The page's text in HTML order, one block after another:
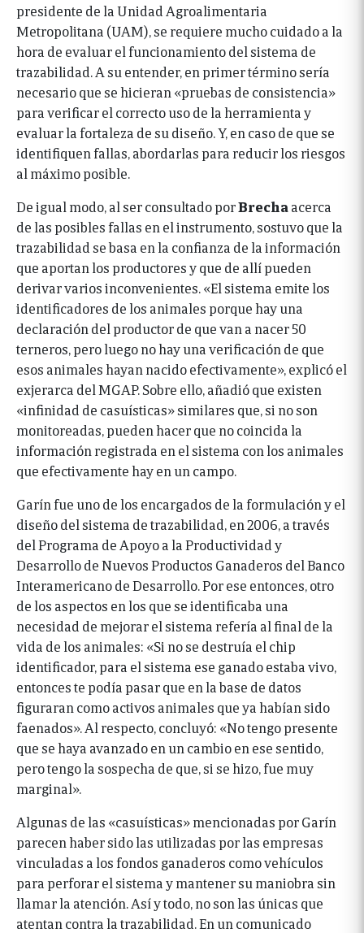
presidente de la Unidad Agroalimentaria
Metropolitana (UAM), se requiere mucho cuidado a la
hora de evaluar el funcionamiento del sistema de
trazabilidad. A su entender, en primer término sería
necesario que se hicieran «pruebas de consistencia»
para verificar el correcto uso de la herramienta y
evaluar la fortaleza de su diseño. Y, en caso de que se
identifiquen fallas, abordarlas para reducir los riesgos
al máximo posible.
De igual modo, al ser consultado porBrecha acerca
de las posibles fallas en el instrumento, sostuvo que la
trazabilidad se basa en la confianza de la información
que aportan los productores y que de allí pueden
derivar varios inconvenientes. «El sistema emite los
identificadores de los animales porque hay una
declaración del productor de que van a nacer 50
terneros, pero luego no hay una verificación de que
esos animales hayan nacido efectivamente», explicó el
exjerarca del MGAP. Sobre ello, añadió que existen
«infinidad de casuísticas» similares que, si no son
monitoreadas, pueden hacer que no coincida la
información registrada en el sistema con los animales
que efectivamente hay en un campo.
Garín fue uno de los encargados de la formulación y el
diseño del sistema de trazabilidad, en 2006, a través
del Programa de Apoyo a la Productividad y
Desarrollo de Nuevos Productos Ganaderos del Banco
Interamericano de Desarrollo. Por ese entonces, otro
de los aspectos en los que se identificaba una
necesidad de mejorar el sistema refería al final de la
vida de los animales: «Si no se destruía el chip
identificador, para el sistema ese ganado estaba vivo,
entonces te podía pasar que en la base de datos
figuraran como activos animales que ya habían sido
faenados». Al respecto, concluyó: «No tengo presente
que se haya avanzado en un cambio en ese sentido,
pero tengo la sospecha de que, si se hizo, fue muy
marginal».
Algunas de las «casuísticas» mencionadas por Garín
parecen haber sido las utilizadas por las empresas
vinculadas a los fondos ganaderos como vehículos
para perforar el sistema y mantener su maniobra sin
llamar la atención. Así y todo, no son las únicas que
atentan contra la trazabilidad. En un comunicado